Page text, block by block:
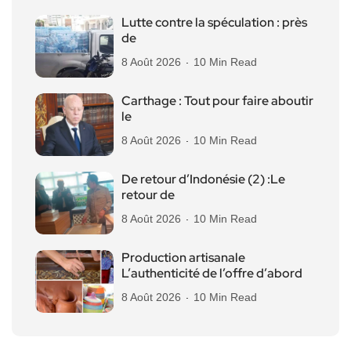
Lutte contre la spéculation : près
de
8 Août 2026 10 Min Read
Carthage : Tout pour faire aboutir
le
8 Août 2026 10 Min Read
De retour d’Indonésie (2) :Le
retour de
8 Août 2026 10 Min Read
Production artisanale
L’authenticité de l’offre d’abord
8 Août 2026 10 Min Read